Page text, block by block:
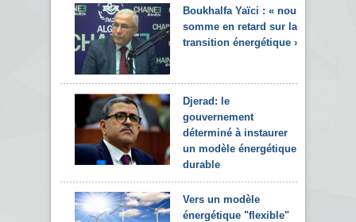
Boukhalfa Yaïci : « nous
somme en retard sur la
transition énergétique »
Djerad: le
gouvernement
déterminé à instaurer
un modèle énergétique
durable
Vers un modèle
énergétique "flexible"